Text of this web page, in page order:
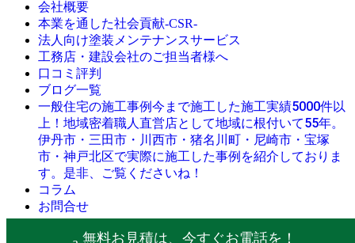
会社概要
本業を通した社会貢献-CSR-
法人向け塗装メンテナンスサービス
工務店・建設会社のご担当者様へ
口コミ評判
ブログ一覧
一般住宅の施工事例今まで施工した施工実績5000件以
上！地域密着職人直営店として地域に根付いて55年。
伊丹市・三田市・川西市・猪名川町・尼崎市・宝塚
市・神戸北区で実際に施工した事例を紹介しておりま
す。是非、ご覧くださいね！
コラム
お問合せ
© 創業昭和45年・感動の塗替え・屋根リフォームの職人直営
無料お見積は、今すぐお電話を！